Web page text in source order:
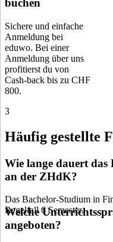
buchen
Sichere und einfache
Anmeldung bei
eduwo. Bei einer
Anmeldung über uns
profitierst du von
Cash-back bis zu CHF
800.
3
Häufig gestellte
Wie lange dauert
an der ZHdK?
Das Bachelor-Studium in
Regelfall 6 Semester.
Welche
angeboten?